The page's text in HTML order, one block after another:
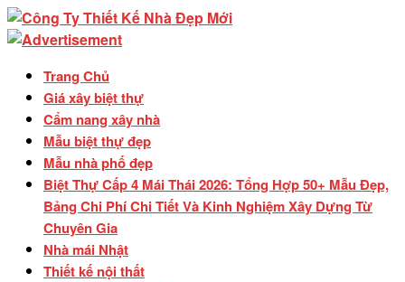
Trang Chủ
Giá xây biệt thự
Cẩm nang xây nhà
Mẫu biệt thự đẹp
Mẫu nhà phố đẹp
Biệt Thự Cấp 4 Mái Thái 2026: Tổng Hợp 50+ Mẫu Đẹp,
Bảng Chi Phí Chi Tiết Và Kinh Nghiệm Xây Dựng Từ
Chuyên Gia
Nhà mái Nhật
Thiết kế nội thất